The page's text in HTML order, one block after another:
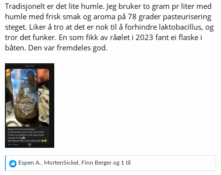
Tradisjonelt er det lite humle. Jeg bruker to gram pr liter med
humle med frisk smak og aroma på 78 grader pasteurisering
steget. Liker å tro at det er nok til å forhindre laktobacillus, og
tror det funker. En som fikk av råølet i 2023 fant ei flaske i
båten. Den var fremdeles god.
R
e
Espen A. MortenSickel Finn Bergerog 1 til